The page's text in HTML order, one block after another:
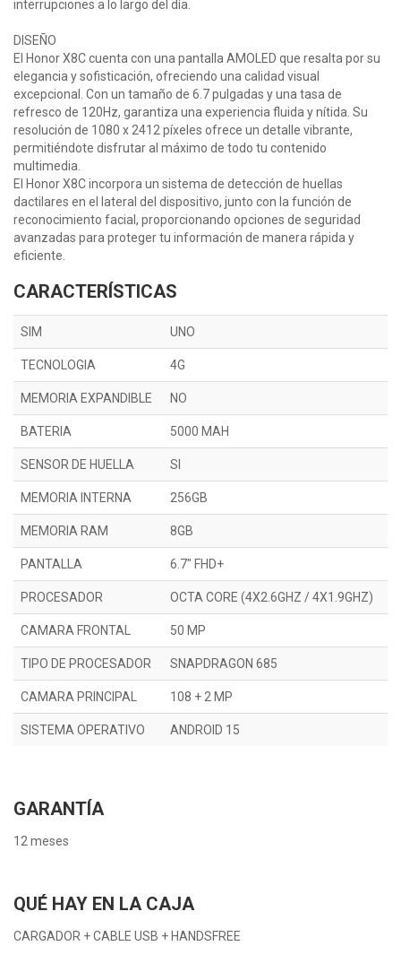
interrupciones a lo largo del día.
DISEÑO
El Honor X8C cuenta con una pantalla AMOLED que resalta por su
elegancia y sofisticación, ofreciendo una calidad visual
excepcional. Con un tamaño de 6.7 pulgadas y una tasa de
refresco de 120Hz, garantiza una experiencia fluida y nítida. Su
resolución de 1080 x 2412 píxeles ofrece un detalle vibrante,
permitiéndote disfrutar al máximo de todo tu contenido
multimedia.
El Honor X8C incorpora un sistema de detección de huellas
dactilares en el lateral del dispositivo, junto con la función de
reconocimiento facial, proporcionando opciones de seguridad
avanzadas para proteger tu información de manera rápida y
eficiente.
CARACTERÍSTICAS
SIM UNO
TECNOLOGIA 4G
MEMORIA EXPANDIBLE NO
BATERIA 5000 MAH
SENSOR DE HUELLA SI
MEMORIA INTERNA 256GB
MEMORIA RAM 8GB
PANTALLA 6.7" FHD+
PROCESADOR OCTA CORE (4X2.6GHZ / 4X1.9GHZ)
CAMARA FRONTAL 50 MP
TIPO DE PROCESADOR SNAPDRAGON 685
CAMARA PRINCIPAL 108 + 2 MP
SISTEMA OPERATIVO ANDROID 15
GARANTÍA
12 meses
QUÉ HAY EN LA CAJA
CARGADOR + CABLE USB + HANDSFREE